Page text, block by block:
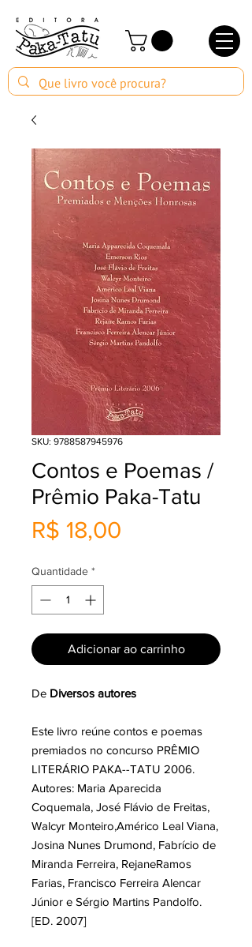
SKU: 9788587945976
Contos e Poemas /
Prêmio Paka-Tatu
R$ 18,00
Quantidade *
Adicionar ao carrinho
De Diversos autores
Este livro reúne contos e poemas
premiados no concurso PRÊMIO
LITERÁRIO PAKA--TATU 2006.
Autores: Maria Aparecida
Coquemala, José Flávio de Freitas,
Walcyr Monteiro,Américo Leal Viana,
Josina Nunes Drumond, Fabrício de
Miranda Ferreira, RejaneRamos
Farias, Francisco Ferreira Alencar
Júnior e Sérgio Martins Pandolfo.
[ED. 2007]